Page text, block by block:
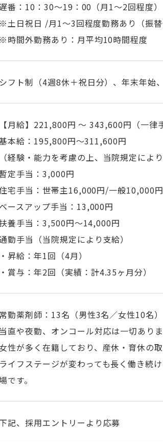
番：10：30～19：00（月1～2回程度）
土日祝日 /月1～3回程度勤務あり（振替
時間外勤務あり：月平均10時間程度
フト制（4週8休＋祝日分）、年末年始
月給】 221,800円 ～ 343,600円（一律
本給：195,800円〜311,600円
経験・能力を考慮の上、当院規定により
定手当： 3,000円
宅手当：世帯主16,000円/一般10,000円
ースアップ手当： 13,000円
養手当：3,500円～14,000円
勤手当（当院規定により支給）
昇給：年1回（4月）
賞与：年2回（実績：計4.35ヶ月分）
勤薬剤師：13名（男性3名／女性10名）
直や夜勤、オンコール対応は一切ありま
性が多く在籍しており、産休・育休の
イフステージが変わっても長く働き続
です。
記、採用エントリーより応募